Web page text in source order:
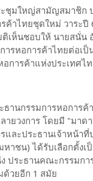
ชุมใหญ่สามัญสมาชิก ป
ค้าไทยชุดใหม่ วาระปี
เห็นชอบให้ นายสนั่น
ารหอการค้าไทยต่อเ
การค้าแห่งประเทศไ
ธานกรรมการหอการ
ายวงการ โดยมี "มา
และประธานเจ้าหน้าที่
าชน) ได้รับเลือกตั้งเ
ประธานคณะกรรมก
ด้วยอีก 1 สมัย